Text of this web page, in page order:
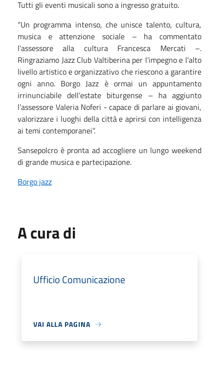
Tutti gli eventi musicali sono a ingresso gratuito.
“Un programma intenso, che unisce talento, cultura,
musica e attenzione sociale – ha commentato
l’assessore alla cultura Francesca Mercati –.
Ringraziamo Jazz Club Valtiberina per l’impegno e l’alto
livello artistico e organizzativo che riescono a garantire
ogni anno. Borgo Jazz è ormai un appuntamento
irrinunciabile dell’estate biturgense – ha aggiunto
l’assessore Valeria Noferi - capace di parlare ai giovani,
valorizzare i luoghi della città e aprirsi con intelligenza
ai temi contemporanei”.
Sansepolcro è pronta ad accogliere un lungo weekend
di grande musica e partecipazione.
Borgo jazz
A cura di
Ufficio Comunicazione
VAI ALLA PAGINA